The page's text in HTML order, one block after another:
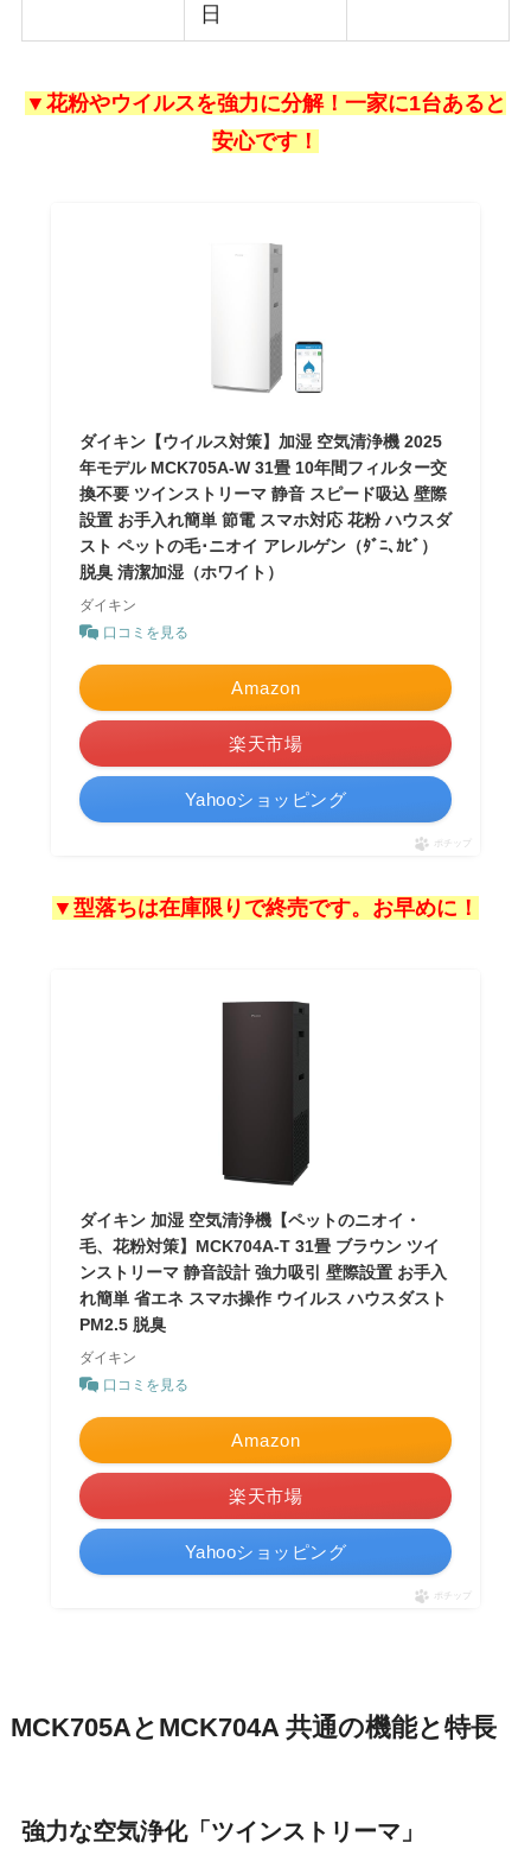
日
▼花粉やウイルスを強力に分解！一家に1台あると
安心です！
ダイキン【ウイルス対策】加湿 空気清浄機 2025
年モデル MCK705A-W 31畳 10年間フィルター交
換不要 ツインストリーマ 静音 スピード吸込 壁際
設置 お手入れ簡単 節電 スマホ対応 花粉 ハウスダ
スト ペットの毛･ニオイ アレルゲン（ﾀﾞﾆ､ｶﾋﾞ）
脱臭 清潔加湿（ホワイト）
ダイキン
口コミを見る
Amazon
楽天市場
Yahooショッピング
ポチップ
▼型落ちは在庫限りで終売です。お早めに！
ダイキン 加湿 空気清浄機【ペットのニオイ・
毛、花粉対策】MCK704A-T 31畳 ブラウン ツイ
ンストリーマ 静音設計 強力吸引 壁際設置 お手入
れ簡単 省エネ スマホ操作 ウイルス ハウスダスト
PM2.5 脱臭
ダイキン
口コミを見る
Amazon
楽天市場
Yahooショッピング
ポチップ
MCK705AとMCK704A 共通の機能と特長
強力な空気浄化「ツインストリーマ」